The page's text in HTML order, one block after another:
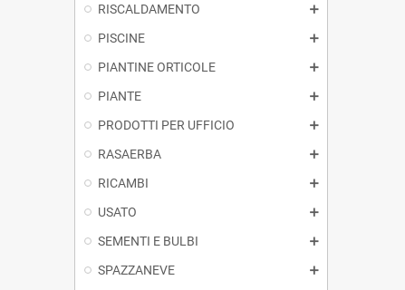
RISCALDAMENTO
PISCINE
PIANTINE ORTICOLE
PIANTE
PRODOTTI PER UFFICIO
RASAERBA
RICAMBI
USATO
SEMENTI E BULBI
SPAZZANEVE